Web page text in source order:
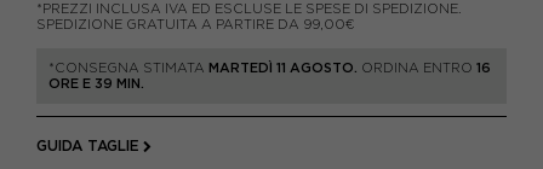
*PREZZI INCLUSA IVA ED ESCLUSE LE SPESE DI SPEDIZIONE.
SPEDIZIONE GRATUITA A PARTIRE DA 99,00€
*CONSEGNA STIMATA MARTEDÌ 11 AGOSTO. ORDINA ENTRO 16
ORE E 39 MIN.
GUIDA TAGLIE